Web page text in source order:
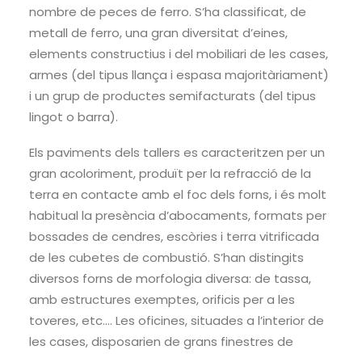
nombre de peces de ferro. S’ha classificat, de
metall de ferro, una gran diversitat d’eines,
elements constructius i del mobiliari de les cases,
armes (del tipus llança i espasa majoritàriament)
i un grup de productes semifacturats (del tipus
lingot o barra).
Els paviments dels tallers es caracteritzen per un
gran acoloriment, produït per la refracció de la
terra en contacte amb el foc dels forns, i és molt
habitual la presència d’abocaments, formats per
bossades de cendres, escòries i terra vitrificada
de les cubetes de combustió. S’han distingits
diversos forns de morfologia diversa: de tassa,
amb estructures exemptes, orificis per a les
toveres, etc…. Les oficines, situades a l’interior de
les cases, disposarien de grans finestres de